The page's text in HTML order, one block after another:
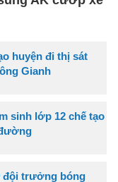
huyện đi thị sát
Gianh
sinh lớp 12 chế tạo
đội trưởng bóng